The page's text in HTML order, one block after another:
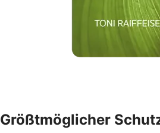
Größtmöglicher